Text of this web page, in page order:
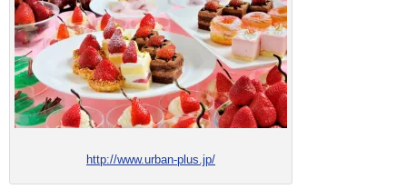
http://www.urban-plus.jp/